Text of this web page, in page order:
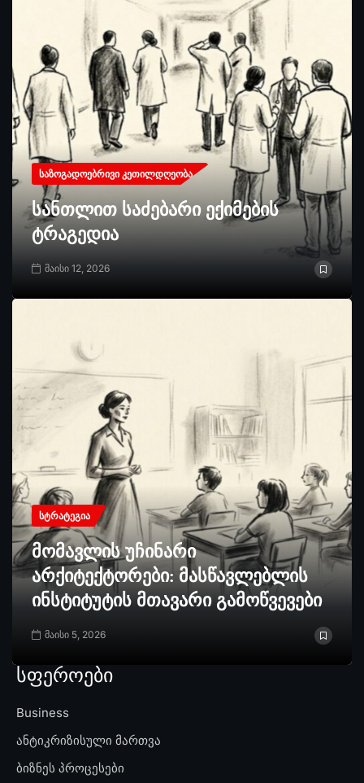
ᲡᲐᲖᲝᲒᲐᲓᲝᲔᲑᲠᲘᲕᲘ ᲙᲔᲗᲘᲚᲓᲦᲔᲝᲑᲐ
სანთლით საძებარი ექიმების
ტრაგედია
მაისი 12, 2026
ᲡᲢᲠᲐᲢᲔᲒᲘᲐ
მომავლის უჩინარი
არქიტექტორები: მასწავლებლის
ინსტიტუტის მთავარი გამოწვევები
მაისი 5, 2026
სფეროები
Business
ანტიკრიზისული მართვა
ბიზნეს პროცესები